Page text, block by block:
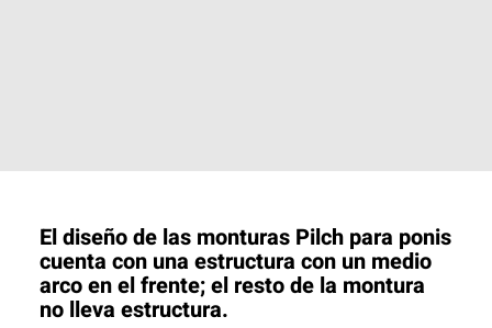
El diseño de las monturas Pilch para ponis
cuenta con una estructura con un medio
arco en el frente; el resto de la montura
no lleva estructura.